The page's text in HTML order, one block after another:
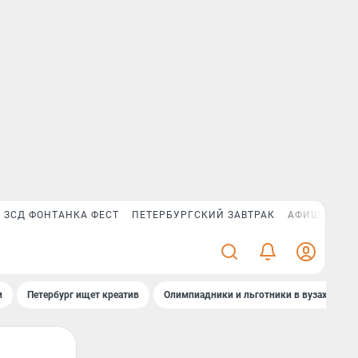
ЗСД ФОНТАНКА ФЕСТ ПЕТЕРБУРГСКИЙ ЗАВТРАК АФИША PLUS
Петербург ищет креатив Олимпиадники и льготники в вузах СПб